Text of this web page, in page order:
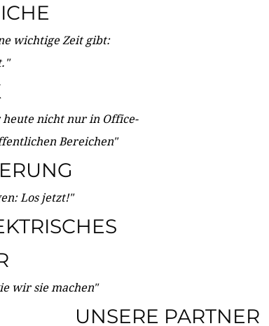
wichtige Zeit gibt:
heute nicht nur in Office-
Bereichen"
Los jetzt!"
wir sie machen"
UNSERE PARTNER